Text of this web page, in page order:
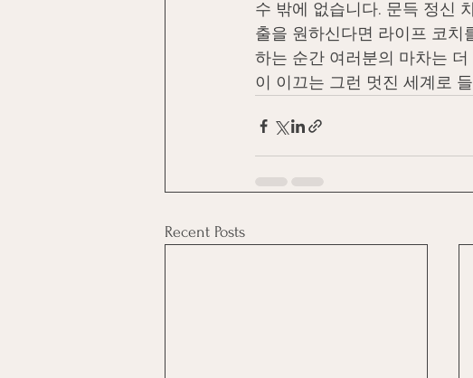
수 밖에 없습니다. 문득 정신
출을 원하신다면 라이프 코치
하는 순간 여러분의 마차는
이 이끄는 그런 멋진 세계로
Recent Posts